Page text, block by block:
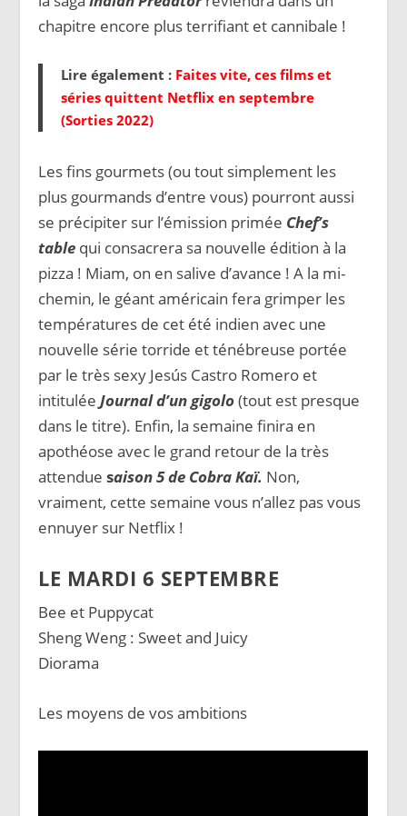
chapitre encore plus terrifiant et cannibale !
Lire également : Faites vite, ces films et
séries quittent Netflix en septembre
(Sorties 2022)
Les fins gourmets (ou tout simplement les
plus gourmands d’entre vous) pourront aussi
se précipiter sur l’émission primée Chef’s
table qui consacrera sa nouvelle édition à la
pizza ! Miam, on en salive d’avance ! A la mi-
chemin, le géant américain fera grimper les
températures de cet été indien avec une
nouvelle série torride et ténébreuse portée
par le très sexy Jesús Castro Romero et
intituléeJournal d’un gigolo(tout est presque
dans le titre). Enfin, la semaine finira en
apothéose avec le grand retour de la très
attenduesaison 5 de Cobra Kaï. Non,
vraiment, cette semaine vous n’allez pas vous
ennuyer sur Netflix !
LE MARDI 6 SEPTEMBRE
Bee et Puppycat
Sheng Weng : Sweet and Juicy
Diorama
Les moyens de vos ambitions